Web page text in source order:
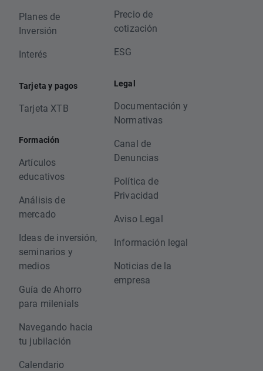
Planes de
Inversión
Interés
Tarjeta y pagos
Tarjeta XTB
Formación
Artículos
educativos
Análisis de
mercado
Ideas de inversión,
seminarios y
medios
Guía de Ahorro
para milenials
Navegando hacia
tu jubilación
Calendario
Precio de
cotización
ESG
Legal
Documentación y
Normativas
Canal de
Denuncias
Política de
Privacidad
Aviso Legal
Información legal
Noticias de la
empresa